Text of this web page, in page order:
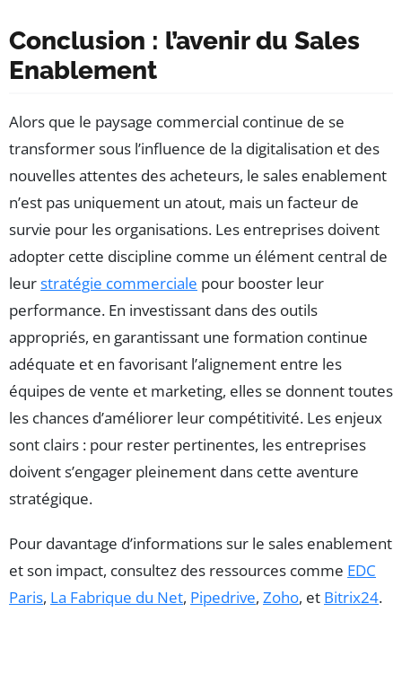
Conclusion : l’avenir du Sales
Enablement
Alors que le paysage commercial continue de se
transformer sous l’influence de la digitalisation et des
nouvelles attentes des acheteurs, le sales enablement
n’est pas uniquement un atout, mais un facteur de
survie pour les organisations. Les entreprises doivent
adopter cette discipline comme un élément central de
leurstratégie commerciale pour booster leur
performance. En investissant dans des outils
appropriés, en garantissant une formation continue
adéquate et en favorisant l’alignement entre les
équipes de vente et marketing, elles se donnent toutes
les chances d’améliorer leur compétitivité. Les enjeux
sont clairs : pour rester pertinentes, les entreprises
doivent s’engager pleinement dans cette aventure
stratégique.
Pour davantage d’informations sur le sales enablement
et son impact, consultez des ressources comme EDC
Paris, La Fabrique du Net, Pipedrive, Zoho, et Bitrix24.